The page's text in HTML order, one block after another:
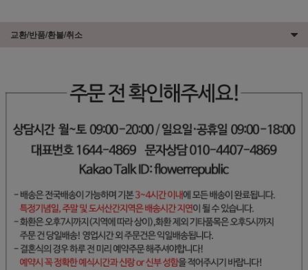
교환/반품/환불/취소